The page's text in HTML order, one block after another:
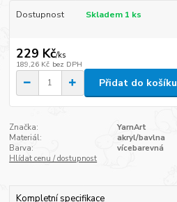
Dostupnost Skladem 1 ks
229 Kč/ks
189,26 Kč bez DPH
Přidat do košíku
Značka:
YarnArt
Materiál:
akryl/bavlna
Barva:
vícebarevná
Hlídat cenu / dostupnost
Kompletní specifikace